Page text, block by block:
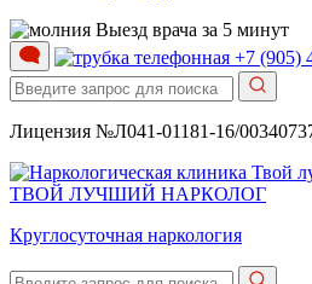
Выезд врача за 5 минут
+7 (905)
Лицензия №Л041-01181-16/
ТВОЙ ЛУЧШИЙ НАРКОЛОГ
Круглосуточная наркология